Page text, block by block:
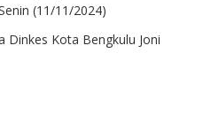
(11/11/2024)
Dinkes Kota Bengkulu Joni